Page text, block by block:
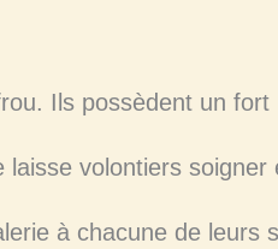
Ils possèdent un fort
volontiers soigner
à chacune de leurs